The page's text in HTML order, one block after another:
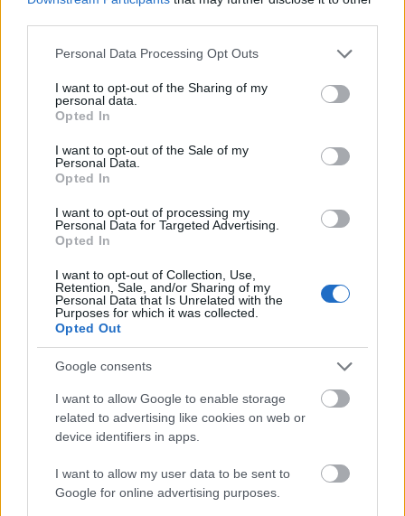
Please note that this website/app uses one or more Google
not limited to your visit or usage behaviour. You may click to
grant or deny consent to Google and its third-party tags to
use your data for below specified purposes in below Google
consent section.
Personal Data Processing Opt Outs
I want to opt-out of the Sharing of my
personal data.
Opted In
I want to opt-out of the Sale of my
Personal Data.
Opted In
I want to opt-out of processing my
Personal Data for Targeted Advertising.
Opted In
I want to opt-out of Collection, Use,
Retention, Sale, and/or Sharing of my
Personal Data that Is Unrelated with the
Purposes for which it was collected.
Opted Out
Google consents
I want to allow Google to enable storage
related to advertising like cookies on web or
device identifiers in apps.
I want to allow my user data to be sent to
Google for online advertising purposes.
koncertig, a bábozástól a slam poetry-ig,
Kocsis Zoltántól Szabó Benedekig tart. A
Budaörs Fesztivál további célja, hogy
a fesztiválhangulat kiterjed a Kálvária térre, a
Budaörsi Városi Sportcsarnokra, a Kürt
templomainkra, és a Budaörsi Latinovits
Színházra is.
Mi a helyzet a gasztronómiával?
Az igényes gasztrokultúra számunkra
nagyon fontos, a szabadtéri napon
mutatkoznak be a kiválasztott helyi
melyek az általunk támasztott minőségi
elvárásoknak maradéktalanul eleget tesznek.
Érdemes lesz majd megkóstolni például a
Gardon Bisztróerdélyi ételkülönlegességeit,
vagy aMojito Lemonkínálatát – ők